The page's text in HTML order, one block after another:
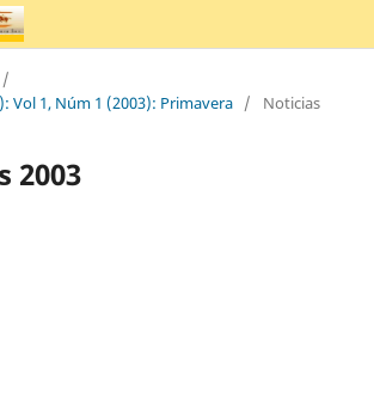
/
Vol 1, Núm 1 (2003): Primavera / Noticias
2003